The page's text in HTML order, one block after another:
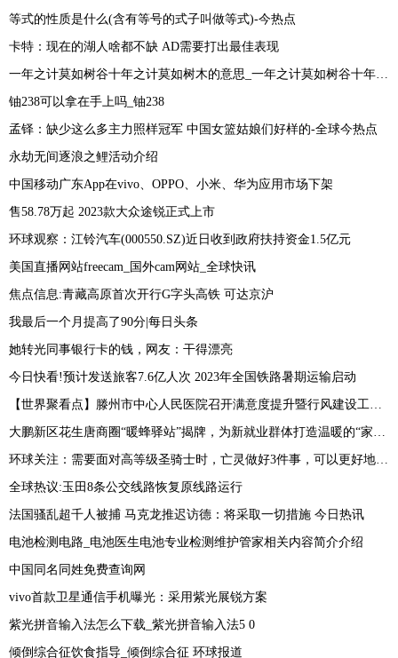
等式的性质是什么(含有等号的式子叫做等式)-今热点
卡特：现在的湖人啥都不缺 AD需要打出最佳表现
一年之计莫如树谷十年之计莫如树木的意思_一年之计莫如树谷十年之计终身之计
铀238可以拿在手上吗_铀238
孟铎：缺少这么多主力照样冠军 中国女篮姑娘们好样的-全球今热点
永劫无间逐浪之鲤活动介绍
中国移动广东App在vivo、OPPO、小米、华为应用市场下架
售58.78万起 2023款大众途锐正式上市
环球观察：江铃汽车(000550.SZ)近日收到政府扶持资金1.5亿元
美国直播网站freecam_国外cam网站_全球快讯
焦点信息:青藏高原首次开行G字头高铁 可达京沪
我最后一个月提高了90分|每日头条
她转光同事银行卡的钱，网友：干得漂亮
今日快看!预计发送旅客7.6亿人次 2023年全国铁路暑期运输启动
【世界聚看点】滕州市中心人民医院召开满意度提升暨行风建设工作会议
大鹏新区花生唐商圈“暖蜂驿站”揭牌，为新就业群体打造温暖的“家”_焦点讯息
环球关注：需要面对高等级圣骑士时，亡灵做好3件事，可以更好地保护侍僧
全球热议:玉田8条公交线路恢复原线路运行
法国骚乱超千人被捕 马克龙推迟访德：将采取一切措施 今日热讯
电池检测电路_电池医生电池专业检测维护管家相关内容简介介绍
中国同名同姓免费查询网
vivo首款卫星通信手机曝光：采用紫光展锐方案
紫光拼音输入法怎么下载_紫光拼音输入法5 0
倾倒综合征饮食指导_倾倒综合征 环球报道